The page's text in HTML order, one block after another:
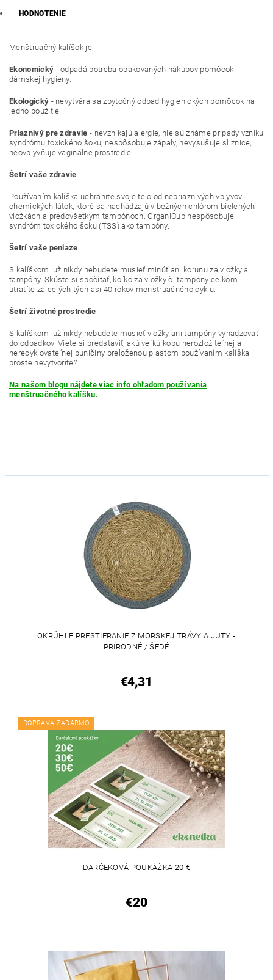
HODNOTENIE
Menštruačný kalíšok je:
Ekonomický - odpadá potreba opakovaných nákupov pomôcok
dámskej hygieny.
Ekologický - nevytvára sa zbytočný odpad hygienických pomôcok na
jedno použitie.
Priaznivý pre zdravie - nevznikajú alergie, nie sú známe prípady vzniku
syndrómu toxického šoku, nespôsobuje zápaly, nevysušuje sliznice,
neovplyvňuje vaginálne prostredie.
Šetrí vaše zdravie
Používaním kalíška uchránite svoje telo od nepriaznivých vplyvov
chemických látok, ktoré sa nachádzajú v bežných chlórom bielených
vložkách a predovšetkým tampónoch. OrganiCup nespôsobuje
syndróm toxického šoku (TSS) ako tampóny.
Šetrí vaše peniaze
S kalíškom už nikdy nebudete musieť minúť ani korunu za vložky a
tampóny. Skúste si spočítať, koľko za vložky či tampóny celkom
utratíte za celých tých asi 40 rokov menštruačného cyklu.
Šetrí životné prostredie
S kalíškom už nikdy nebudete musieť vložky ani tampóny vyhadzovať
do odpadkov. Viete si predstaviť, akú veľkú kopu nerozložiteľnej a
nerecyklovateľnej buničiny preloženou plastom používaním kalíška
proste nevytvoríte?
Na našom blogu nájdete viac info ohľadom používania
menštruačného kalíšku.
OKRÚHLE PRESTIERANIE Z MORSKEJ TRÁVY A JUTY -
PRÍRODNÉ / ŠEDÉ
€4,31
DOPRAVA ZADARMO
DARČEKOVÁ POUKÁŽKA 20 €
€20